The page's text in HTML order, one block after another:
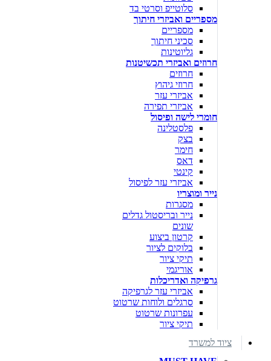
סלוטייפ וסרטי בד
מספריים ואביזרי חיתוך
מספריים
סכיני חיתוך
גליוטינות
חרוזים ואביזרי תכשיטנות
חרוזים
חרוזי גיהוץ
אביזרי עזר
אביזרי תפירה
חומרי לישה ופיסול
פלסטלינה
בצק
חימר
דאס
קינטי
אביזרי עזר לפיסול
נייר ומוצריו
מסגרות
נייר ובריסטול גדלים
שונים
קרטון ביצוע
בלוקים לציור
תיקי ציור
אוריגמי
גרפיקה ואדריכלות
אביזרי עזר לגרפיקה
סרגלים ולוחות שרטוט
עפרונות שרטוט
תיקי ציור
ציוד למשרד